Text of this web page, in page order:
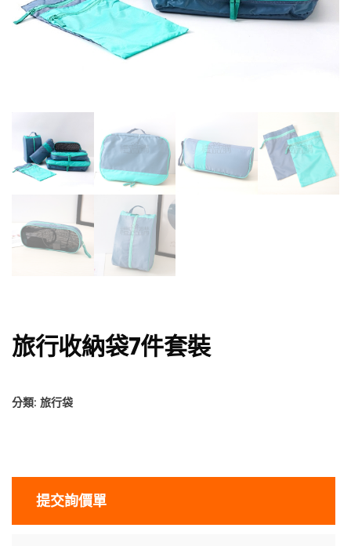
旅行收納袋7件套裝
分類: 旅行袋
提交詢價單